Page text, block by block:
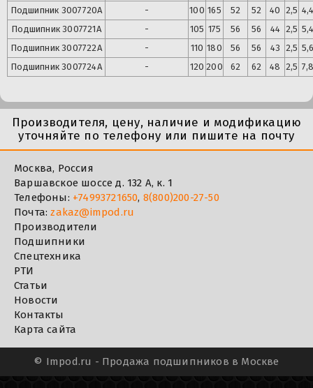
Подшипник 3007720А - 100 165 52 52 40 2,5
Подшипник 3007721А - 105 175 56 56 44 2,5
Подшипник 3007722А - 110 180 56 56 43 2,5
Подшипник 3007724А - 120 200 62 62 48 2,5
Производителя, цену, наличие и модификацию
уточняйте по телефону или пишите на почту
Москва, Россия
Варшавское шоссе д. 132 А, к. 1
Телефоны: +74993721650, 8(800)200-27-50
Почта:zakaz@impod.ru
Производители
Подшипники
Спецтехника
РТИ
Статьи
Новости
Контакты
Карта сайта
© Impod.ru - Продажа подшипников в Москве